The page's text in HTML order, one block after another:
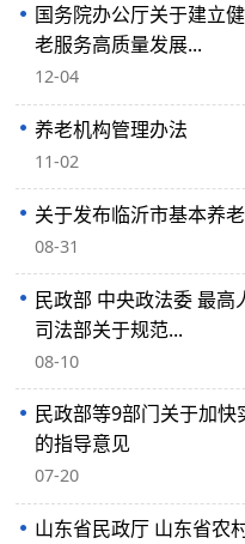
国务院办公厅关于建立
老服务高质量发展...
12-04
养老机构管理办法
11-02
关于发布临沂市基本养
08-31
民政部 中央政法委 最高
司法部关于规范...
08-10
民政部等9部门关于加
的指导意见
07-20
山东省民政厅 山东省农